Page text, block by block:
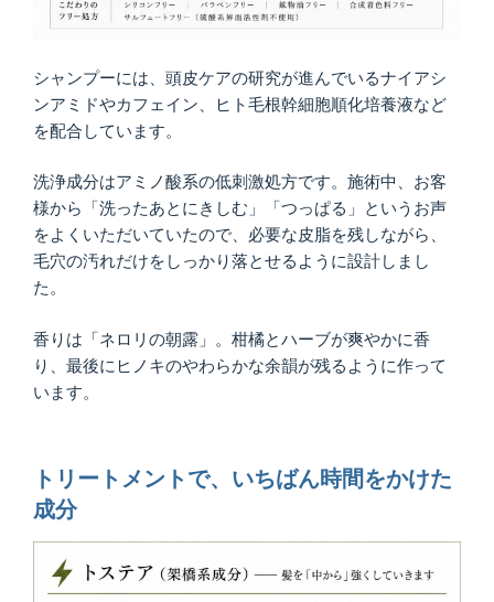
シャンプーには、頭皮ケアの研究が進んでいるナイアシ
ンアミドやカフェイン、ヒト毛根幹細胞順化培養液など
を配合しています。
洗浄成分はアミノ酸系の低刺激処方です。施術中、お客
様から「洗ったあとにきしむ」「つっぱる」というお声
をよくいただいていたので、必要な皮脂を残しながら、
毛穴の汚れだけをしっかり落とせるように設計しまし
た。
香りは「ネロリの朝露」。柑橘とハーブが爽やかに香
り、最後にヒノキのやわらかな余韻が残るように作って
います。
トリートメントで、いちばん時間をかけた
成分